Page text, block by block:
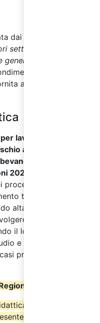
dai docenti durante
settore industrie
degli
ai partecipanti in
lavoratori parte
alto settore
conforme al
2025
di
tipici degli adulti
altamente
i partecipanti
il loro interesse
e simulazioni volte
pratici provenienti
del 17/4/2025
e
corso è stato